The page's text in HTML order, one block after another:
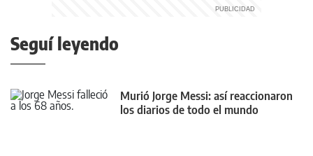
Seguí leyendo
Murió Jorge Messi: así reaccionaron
los diarios de todo el mundo